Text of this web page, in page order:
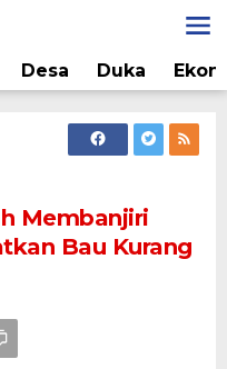
Desa Duka
Membanjiri
Bau Kurang